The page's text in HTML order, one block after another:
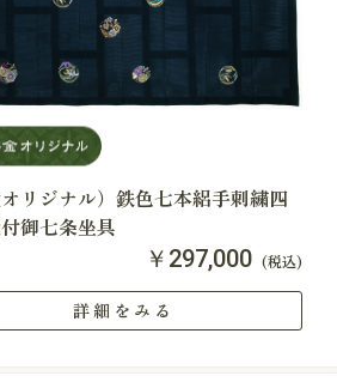
オリジナル）鉄色七本絽手刺繍四
御七条坐具
￥297,000 (税込)
詳細をみる